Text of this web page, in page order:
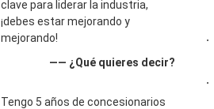
clave para liderar la industria,
¡debes estar mejorando y
mejorando!
—— ¿Qué quieres decir?
Tengo 5 años de concesionarios